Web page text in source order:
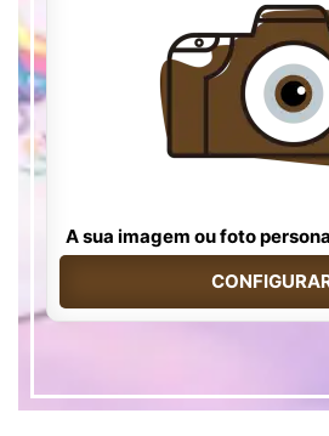
A sua imagem ou foto